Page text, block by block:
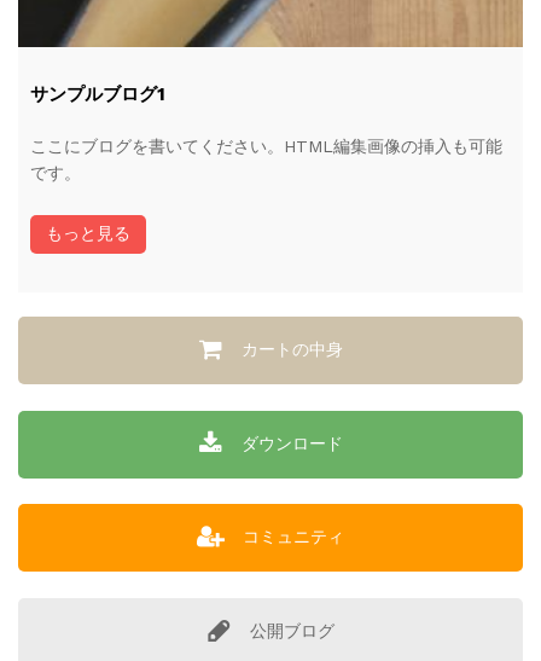
サンプルブログ1
ここにブログを書いてください。HTML編集画像の挿入も可能
です。
もっと見る
カートの中身
ダウンロード
コミュニティ
公開ブログ